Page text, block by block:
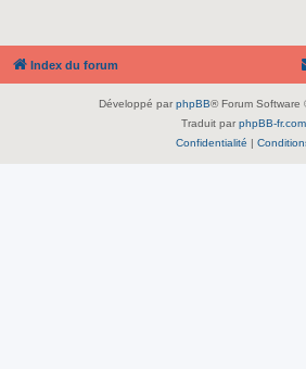
Index du forum
Développé par phpBB® Forum Software
Traduit par phpBB-fr.com
Confidentialité |